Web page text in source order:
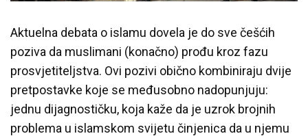
Aktuelna debata o islamu dovela je do sve češćih
poziva da muslimani (konačno) prođu kroz fazu
prosvjetiteljstva. Ovi pozivi obično kombiniraju dvije
pretpostavke koje se međusobno nadopunjuju:
jednu dijagnostičku, koja kaže da je uzrok brojnih
problema u islamskom svijetu činjenica da u njemu